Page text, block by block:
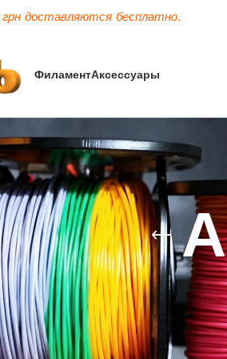
доставляются бесплатно.
ФиламентАксессуары